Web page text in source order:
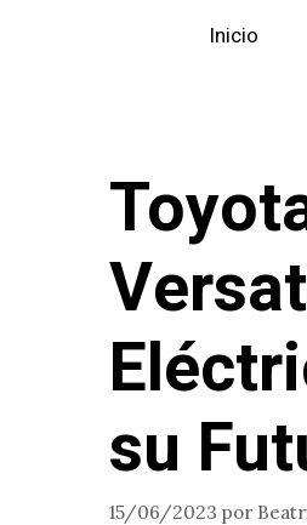
Inicio
su
15/06/2023 por